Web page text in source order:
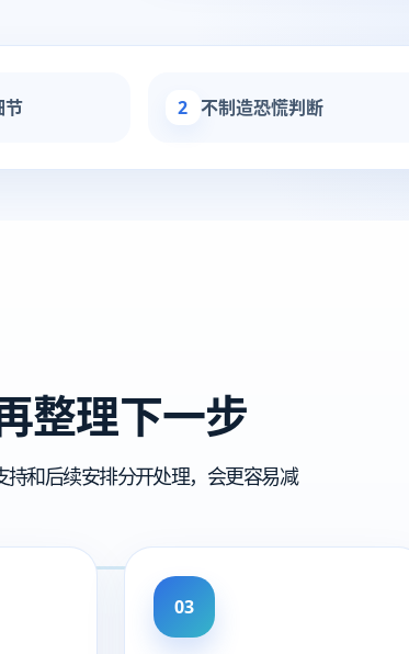
节 2 不制造恐慌判断
整理下一步
和后续安排分开处理，会更容易减
03